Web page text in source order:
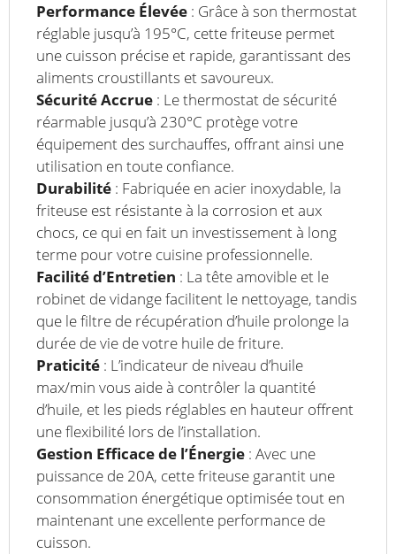
Performance Élevée : Grâce à son thermostat
réglable jusqu’à 195°C, cette friteuse permet
une cuisson précise et rapide, garantissant des
aliments croustillants et savoureux.
Sécurité Accrue : Le thermostat de sécurité
réarmable jusqu’à 230°C protège votre
équipement des surchauffes, offrant ainsi une
utilisation en toute confiance.
Durabilité : Fabriquée en acier inoxydable, la
friteuse est résistante à la corrosion et aux
chocs, ce qui en fait un investissement à long
terme pour votre cuisine professionnelle.
Facilité d’Entretien : La tête amovible et le
robinet de vidange facilitent le nettoyage, tandis
que le filtre de récupération d’huile prolonge la
durée de vie de votre huile de friture.
Praticité : L’indicateur de niveau d’huile
max/min vous aide à contrôler la quantité
d’huile, et les pieds réglables en hauteur offrent
une flexibilité lors de l’installation.
Gestion Efficace de l’Énergie : Avec une
puissance de 20A, cette friteuse garantit une
consommation énergétique optimisée tout en
maintenant une excellente performance de
cuisson.